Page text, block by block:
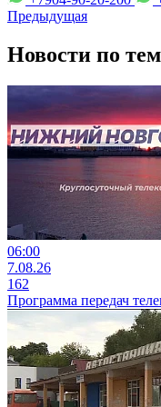
Предыдущая
Новости по
06:00
7.08.26
162
Программа передач